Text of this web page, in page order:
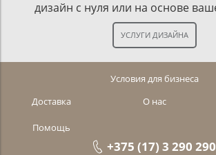
дизайн с нуля или на основе
Условия для бизнеса
Доставка
О нас
Помощь
+375 (17) 3 290 290